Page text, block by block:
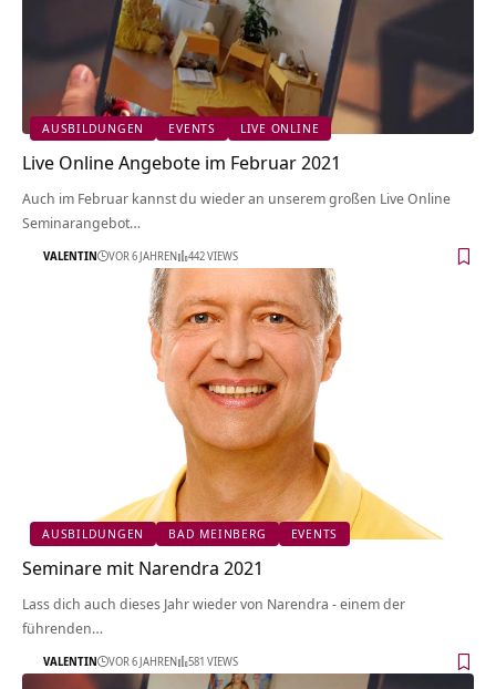
AUSBILDUNGEN EVENTS LIVE ONLINE
Live Online Angebote im Februar 2021
Auch im Februar kannst du wieder an unserem großen Live Online
Seminarangebot…
VALENTIN VOR 6 JAHREN 442 VIEWS
AUSBILDUNGEN BAD MEINBERG EVENTS
Seminare mit Narendra 2021
Lass dich auch dieses Jahr wieder von Narendra - einem der
führenden…
VALENTIN VOR 6 JAHREN 581 VIEWS